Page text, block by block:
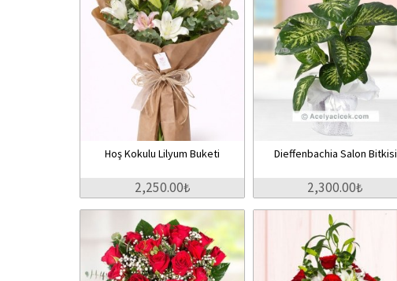
Hoş Kokulu Lilyum Buketi
2,250.00₺
Dieffenbachia Salon Bitkisi
2,300.00₺